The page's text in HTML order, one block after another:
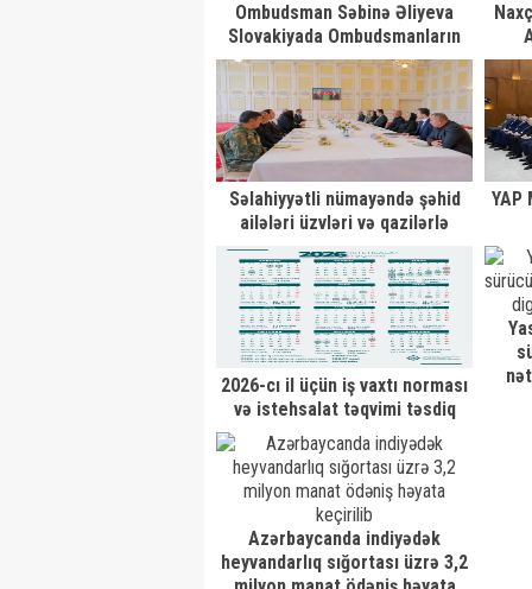
Ombudsman Səbinə Əliyeva
Slovakiyada Ombudsmanların
Beynəlxalq Sammitində iştirak
edib
Səlahiyyətli nümayəndə şəhid
ailələri üzvləri və qazilərlə
görüşüb
YAP
2026-cı il üçün iş vaxtı norması
və istehsalat təqvimi təsdiq
edilib
Azərbaycanda indiyədək
heyvandarlıq sığortası üzrə 3,2